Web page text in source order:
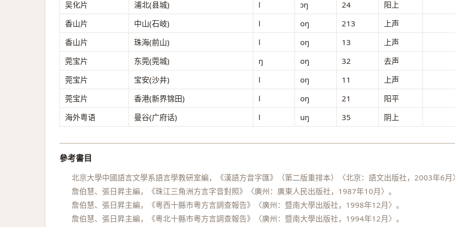
吴化片 浦北(县城) l ɔŋ 24
阳上
香山片
中山(石岐) l oŋ 213
上声
香山片
珠海(前山) l oŋ 13
上声
莞宝片
东莞(莞城) ŋ oŋ 32
去声
莞宝片
宝安(沙井) l oŋ 11
上声
莞宝片
香港(新界锦田) l oŋ 21
阳平
海外粤语
曼谷(广府话) l uŋ 35 阴上
參考書目
北京大學中國語言文學系語言學教研室編，《漢語方音字匯》（第二版重排本）〈北京：語文出版社，2003年6月
詹伯慧、張日昇主編，《珠江三角洲方言字音對照》〈廣州：廣東人民出版社，1987年10月〉。
詹伯慧、張日昇主編，《粵西十縣市粵方言調查報告》〈廣州：暨南大學出版社，1998年12月〉。
詹伯慧、張日昇主編，《粵北十縣市粵方言調查報告》〈廣州：暨南大學出版社，1994年12月〉。